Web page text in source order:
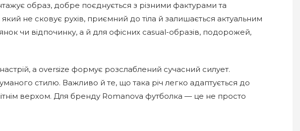
образ, добре поєднується з різними фактурами та
не сковує рухів, приємний до тіла й залишається актуальним
чи відпочинку, а й для офісних casual-образів, подорожей,
а oversize формує розслаблений сучасний силует.
стилю. Важливо й те, що така річ легко адаптується до
верхом. Для бренду Romanova футболка — це не просто